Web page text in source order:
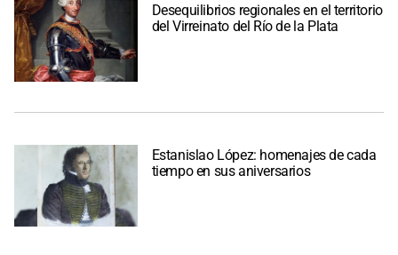
Desequilibrios regionales en el territorio
del Virreinato del Río de la Plata
Estanislao López: homenajes de cada
tiempo en sus aniversarios